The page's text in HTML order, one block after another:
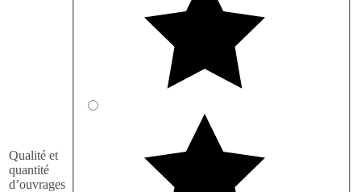
Qualité et
quantité
d’ouvrages